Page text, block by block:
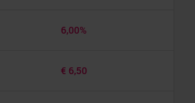
6,00%
€ 6,50